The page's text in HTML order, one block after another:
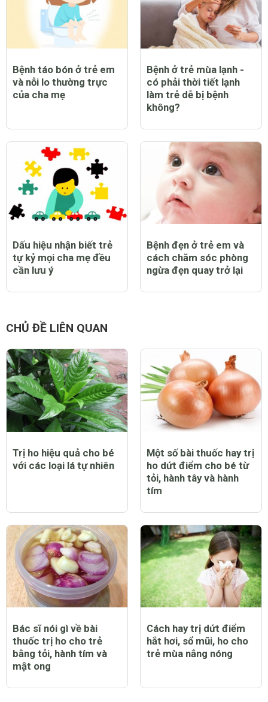
Bệnh táo bón ở trẻ em
và nỗi lo thường trực
của cha mẹ
Bệnh ở trẻ mùa lạnh -
có phải thời tiết lạnh
làm trẻ dễ bị bệnh
không?
Dấu hiệu nhận biết trẻ
tự kỷ mọi cha mẹ đều
cần lưu ý
Bệnh đẹn ở trẻ em và
cách chăm sóc phòng
ngừa đẹn quay trở lại
CHỦ ĐỀ LIÊN QUAN
Trị ho hiệu quả cho bé
với các loại lá tự nhiên
Một số bài thuốc hay trị
ho dứt điểm cho bé từ
tỏi, hành tây và hành
tím
Bác sĩ nói gì về bài
thuốc trị ho cho trẻ
bằng tỏi, hành tím và
mật ong
Cách hay trị dứt điểm
hắt hơi, sổ mũi, ho cho
trẻ mùa nắng nóng